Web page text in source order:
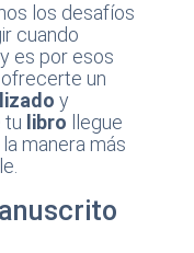
los desafíos
cuando
es por esos
un
y
tu libro llegue
manera más